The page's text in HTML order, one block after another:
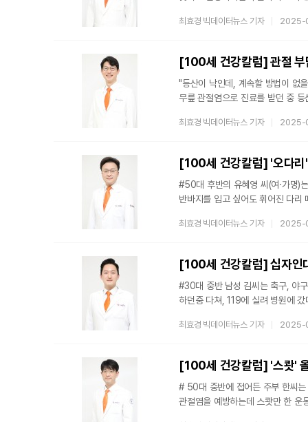
귀가하던 중 발목을 크게 삐끗하면
동안 크게 고생했다.발목 관절은
최효경 빅데이터뉴스 기자 2025-
[100세 건강칼럼] 관절 부
"등산이 낙인데, 계속할 방법이 없
무릎 관절염으로 진료를 받던 중
지장이 없어 보인다. 실제로 허리
아래를 보면서 주의를 기울이면
최효경 빅데이터뉴스 기자
[100세 건강칼럼] '오다리
#50대 후반의 유혜영 씨(여·가명)
반바지를 입고 싶어도 휘어진 다리
오다리 때문에 그런 걸까요?" 검사
말하는 수술은 일명 오다리 교정
최효경 빅데이터뉴스 기자
[100세 건강칼럼] 십자인
#30대 중반 남성 김씨는 축구, 야
하던중 다쳐, 119에 실려 병원에
'타가건 수술'로 나뉜다. 먼저 자가
것이다 보니 거부반응이 없다. 다
최효경 빅데이터뉴스 기자 2025-
[100세 건강칼럼] '스쾃'
# 50대 중반에 접어든 주부 한씨
관절염을 예방하는데 스쾃만 한 운